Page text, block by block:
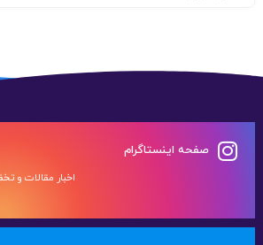
صفحه اینستاگرام
اخبار مقالات و